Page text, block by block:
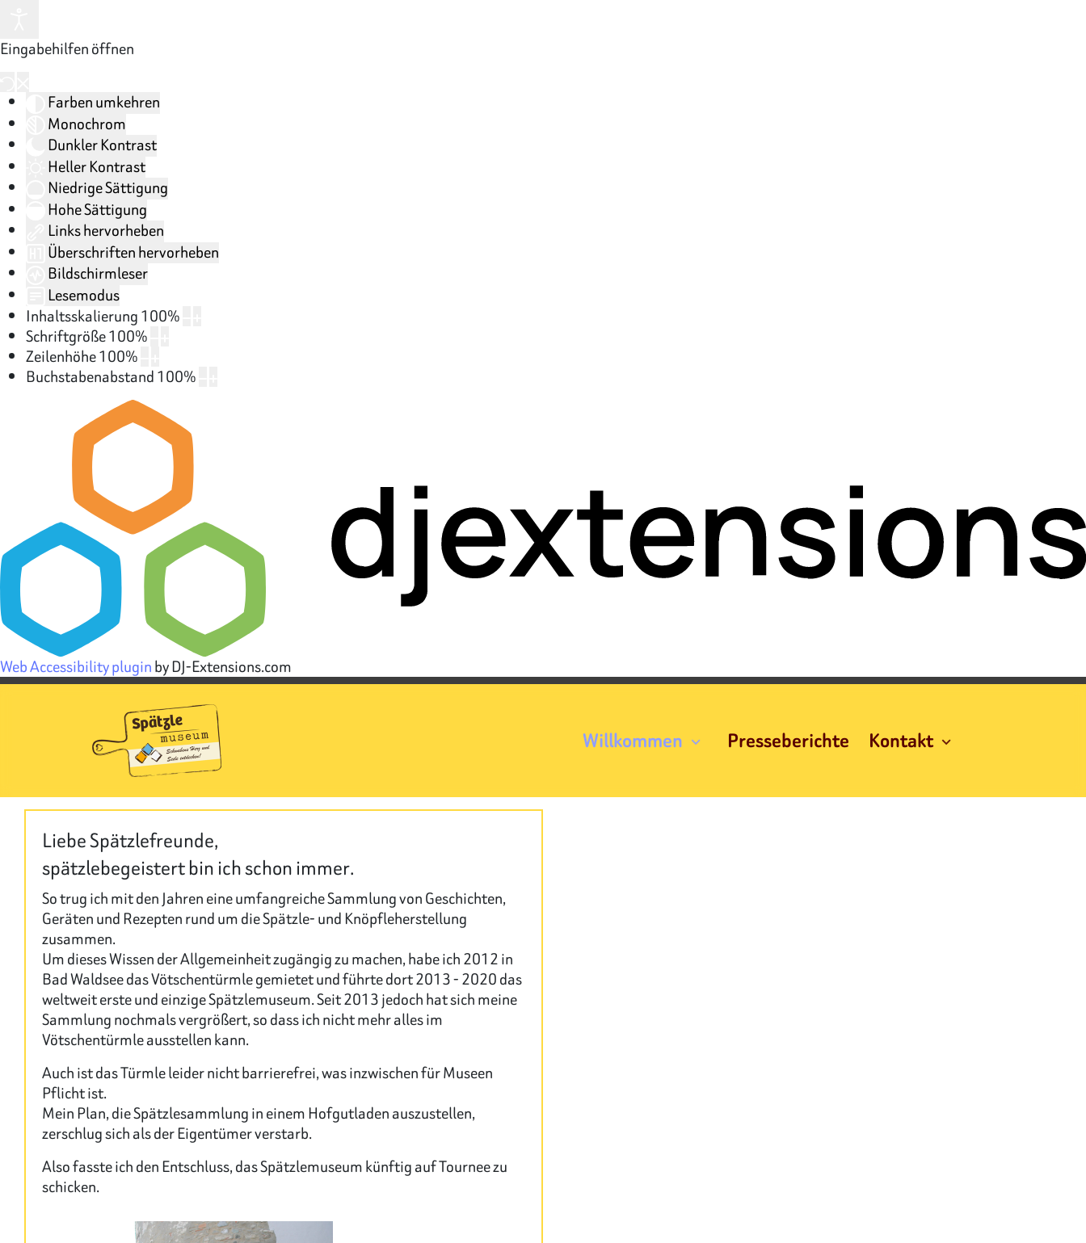
Eingabehilfen öffnen
Farben umkehren
Monochrom
Dunkler Kontrast
Heller Kontrast
Niedrige Sättigung
Hohe Sättigung
Links hervorheben
Überschriften hervorheben
Bildschirmleser
Lesemodus
Inhaltsskalierung100%
Schriftgröße100%
Zeilenhöhe100%
Buchstabenabstand100%
Web Accessibility pluginby DJ-Extensions.com
Willkommen Presseberichte Kontakt
Liebe Spätzlefreunde,
spätzlebegeistert bin ich schon immer.
So trug ich mit den Jahren eine umfangreiche Sammlung von Geschichten,
Geräten und Rezepten rund um die Spätzle- und Knöpfleherstellung
zusammen.
Um dieses Wissen der Allgemeinheit zugängig zu machen, habe ich 2012 in
Bad Waldsee das Vötschentürmle gemietet und führte dort 2013 - 2020 das
weltweit erste und einzige Spätzlemuseum. Seit 2013 jedoch hat sich meine
Sammlung nochmals vergrößert, so dass ich nicht mehr alles im
Vötschentürmle ausstellen kann.
Auch ist das Türmle leider nicht barrierefrei, was inzwischen für Museen
Pflicht ist.
Mein Plan, die Spätzlesammlung in einem Hofgutladen auszustellen,
zerschlug sich als der Eigentümer verstarb.
Also fasste ich den Entschluss, das Spätzlemuseum künftig auf Tournee zu
schicken.